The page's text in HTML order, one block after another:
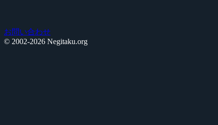
お問い合わせ
© 2002-2026 Negitaku.org